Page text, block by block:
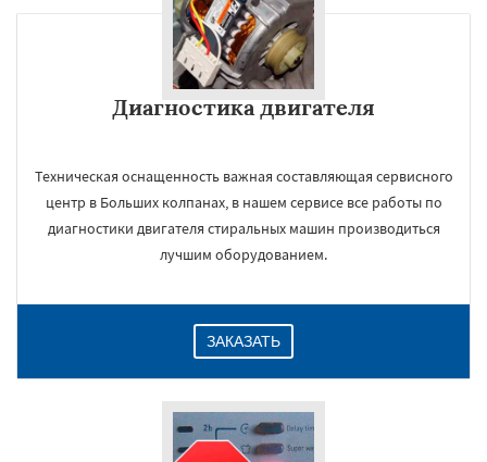
Диагностика двигателя
Техническая оснащенность важная составляющая сервисного
центр в Больших колпанах, в нашем сервисе все работы по
диагностики двигателя стиральных машин производиться
лучшим оборудованием.
ЗАКАЗАТЬ